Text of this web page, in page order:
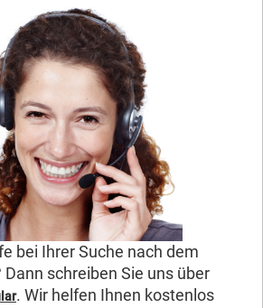
bei Ihrer Suche nach dem
schreiben Sie uns über
. Wir helfen Ihnen kostenlos